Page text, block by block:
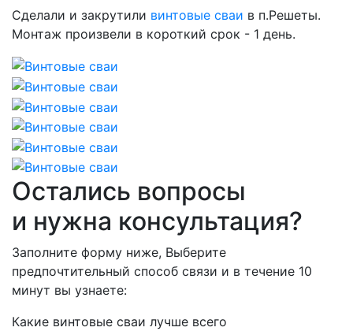
Сделали и закрутили винтовые сваи в п.Решеты.
Монтаж произвели в короткий срок - 1 день.
Остались вопросы
и нужна консультация?
Заполните форму ниже, Выберите
предпочтительный способ связи и в течение 10
минут вы узнаете:
Какие винтовые сваи лучше всего